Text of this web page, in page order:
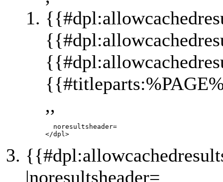
,,
       noresultsheader=
|noresultsheader=